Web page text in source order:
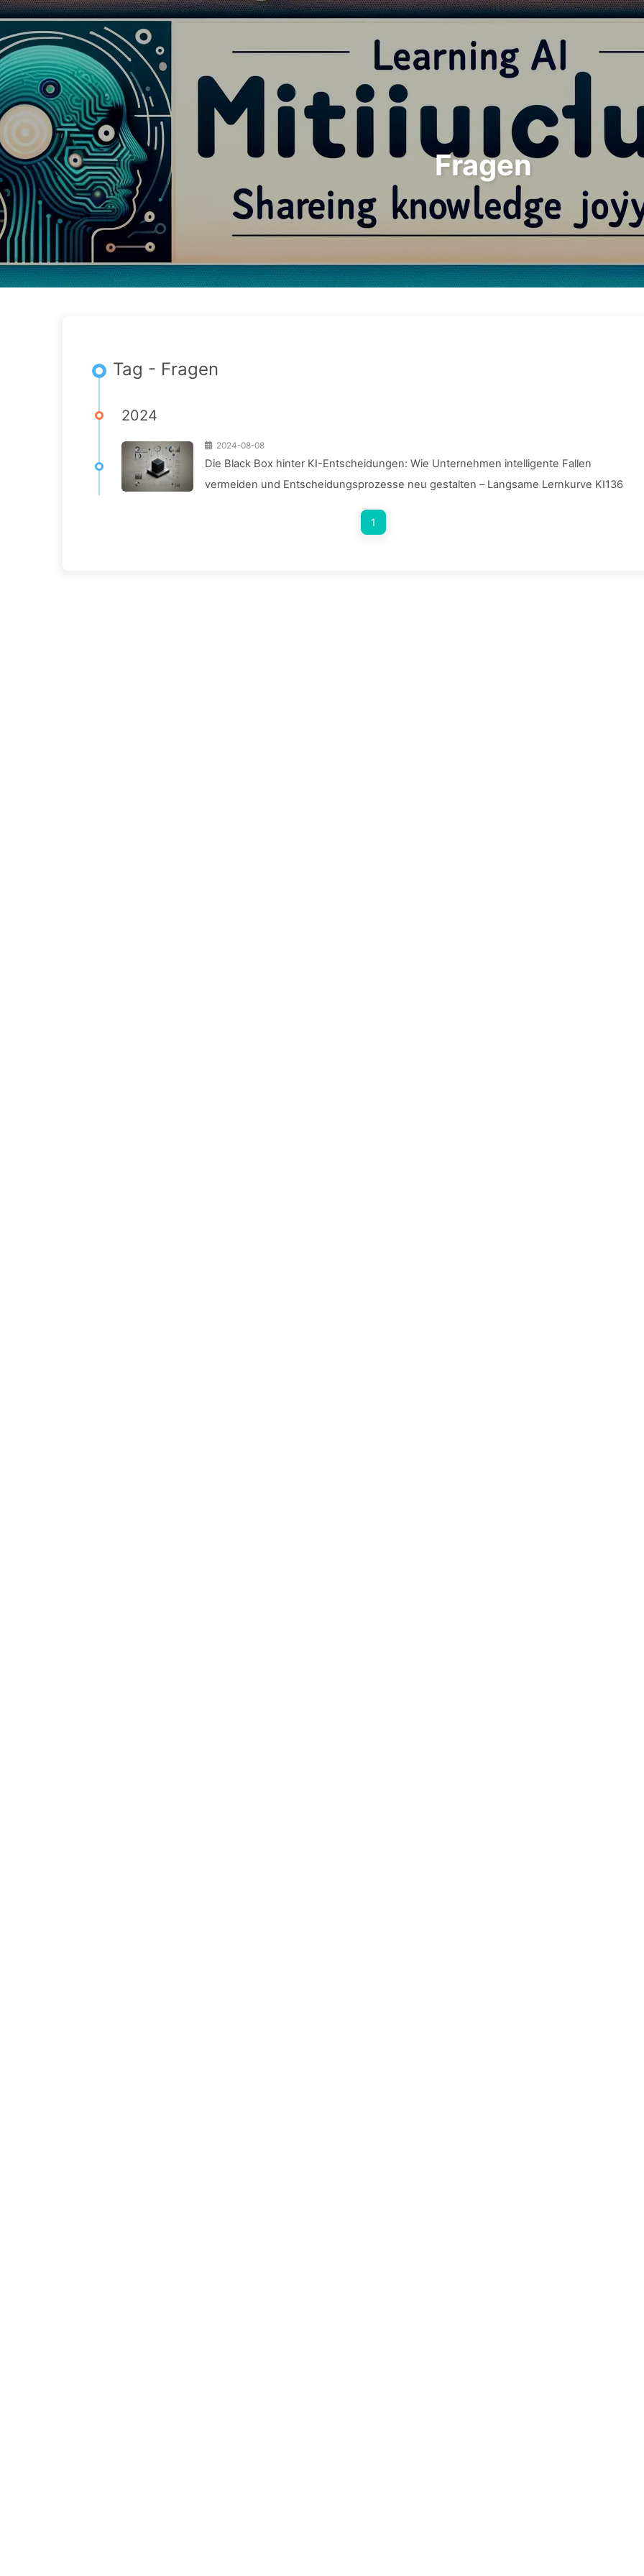
Der Weg zur KI-Transformation Suchen Startseite Archive
Fragen
Tag - Fragen
2024
2024-08-08
Die Black Box hinter KI-Entscheidungen: Wie Unternehmen intelligente Fallen
vermeiden und Entscheidungsprozesse neu gestalten – Langsame Lernkurve KI136
1